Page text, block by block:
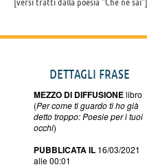
DETTAGLI FRASE
MEZZO DI DIFFUSIONElibro
(Per come ti guardo ti ho già
detto troppo: Poesie per i tuoi
occhi)
PUBBLICATA IL 16/03/2021
alle 00:01